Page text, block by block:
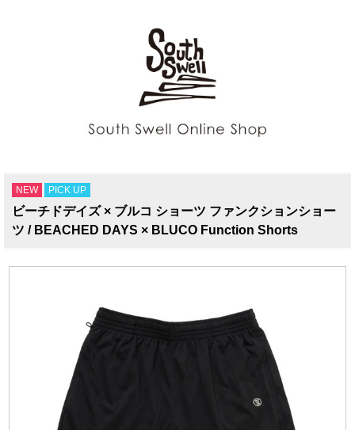
NEW PICK UP
ビーチドデイズ × ブルコ ショーツ ファンクションショー
ツ / BEACHED DAYS × BLUCO Function Shorts